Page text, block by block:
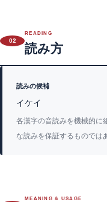
02
READING
読み方
読みの候補
イケイ
各漢字の音読みを機械的に
な読みを保証するものでは
MEANING & USAGE